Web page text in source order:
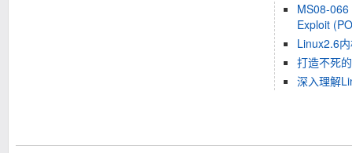
MS08-
Exploit
Linux2.6
打造不死
深入理解